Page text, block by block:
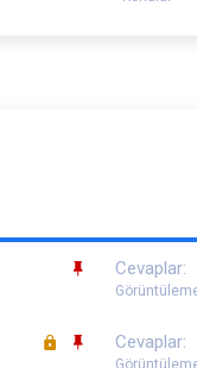
Cevaplar
Cevaplar